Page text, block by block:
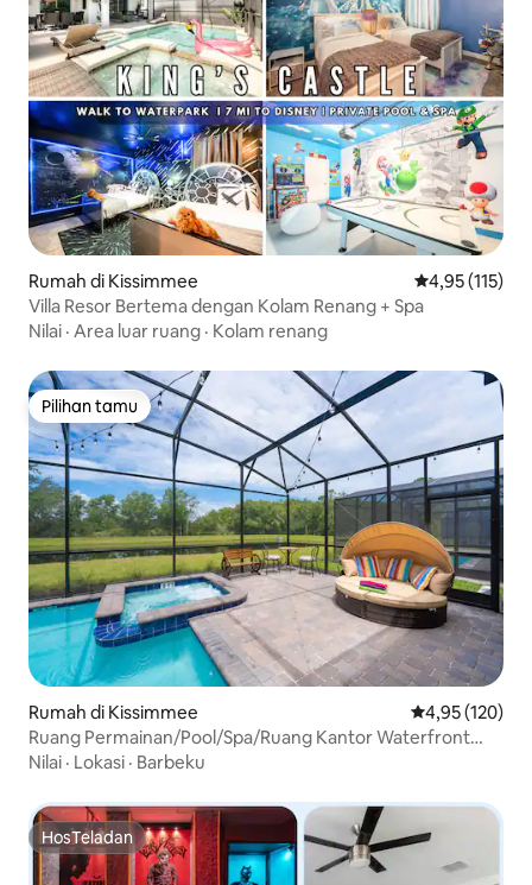
Rumah di Kissimmee Nilai rata-rata
4,95 (115)
Villa Resor Bertema dengan Kolam Renang + Spa
Nilai · Area luar ruang · Kolam renang
Pilihan tamu
Pilihan tamu
Rumah di Kissimmee Nilai rata-rata
4,95 (120)
Ruang Permainan/Pool/Spa/Ruang Kantor Waterfront
8Br5Ba
Nilai · Lokasi · Barbeku
HosTeladan
HosTeladan